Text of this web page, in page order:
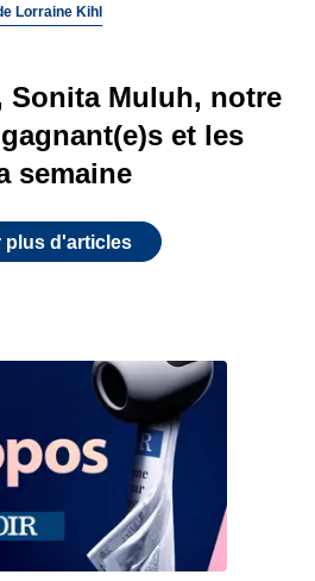
Lorraine Kihl
Sonita Muluh, notre
et les
semaine
plus d'articles